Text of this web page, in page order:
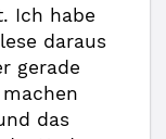
Ich habe
daraus
gerade
das